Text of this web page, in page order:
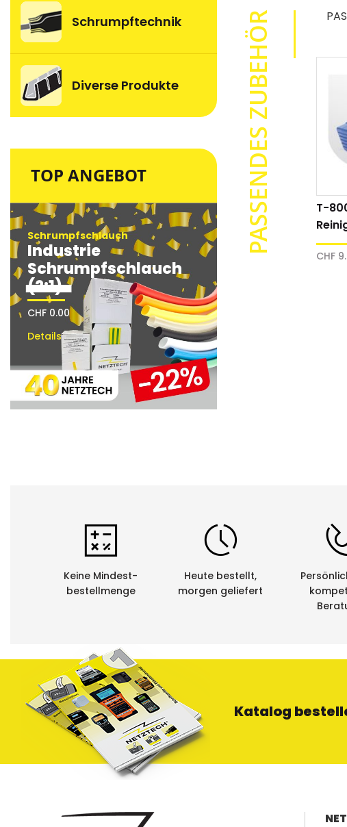
TOP ANGEBOT
Schrumpfschlauch
Industrie
Schrumpfschlauch
(2:1)
CHF 0.00
Details
Schrumpfschlauch
Industrie
Schrumpftechnik
Diverse Produkte PASSENDES ZUBEHÖR
T-
CHF
Keine Mindest-
bestellmenge
Heute bestellt,
morgen geliefert
Katalog